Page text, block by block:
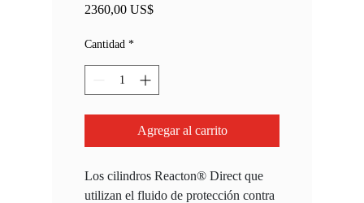
2360,00 US$Precio
Cantidad *
Agregar al carrito
Los cilindros Reacton® Direct que
utilizan el fluido de protección contra